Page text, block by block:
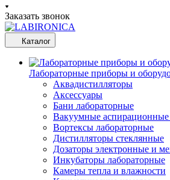
Заказать звонок
Каталог
Лабораторные приборы и
Аквадистилляторы
Аксессуары
Бани лабораторные
Вакуумные
Вортексы лабораторные
Дистилляторы стеклянные
Дозаторы электронные и
Инкубаторы лабораторные
Камеры тепла и влажности